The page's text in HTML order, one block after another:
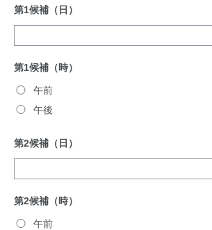
第1候補（日）
第1候補（時）
午前
午後
第2候補（日）
第2候補（時）
午前